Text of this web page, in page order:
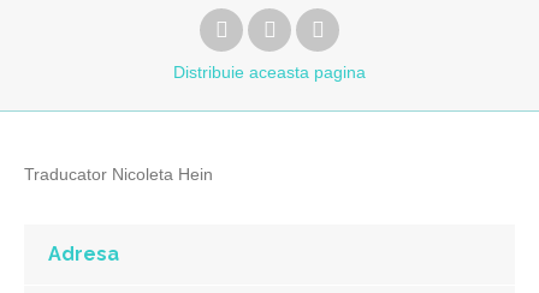
Distribuie aceasta pagina
Traducator Nicoleta Hein
Adresa